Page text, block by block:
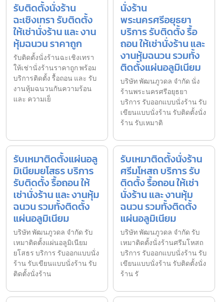
รับติดตั้งนั่งร้าน
ฉะเชิงเทรา รับติดตั้ง
ให้เช่านั่งร้าน และ งาน
หุ้มฉนวน ราคาถูก
รับติดตั้งนั่งร้านฉะเชิงเทรา
ให้เช่านั่งร้านราคาถูก พร้อม
บริการติดตั้ง รื้อถอน และ รับ
งานหุ้มฉนวนกันความร้อน
และ ความเย็
นั่งร้าน
พระนครศรีอยุธยา
บริการ รับติดตั้ง รื้อ
ถอน ให้เช่านั่งร้าน และ
งานหุ้มฉนวน รวมทั้ง
ติดตั้งแผ่นอลูมิเนียม
บริษัท พัฒนภูวดล จำกัด นั่ง
ร้านพระนครศรีอยุธยา
บริการ รับออกแบบนั่งร้าน รับ
เขียนแบบนั่งร้าน รับติดตั้งนั่ง
ร้าน รับเหมาติ
รับเหมาติดตั้งแผ่นอลู
มิเนียมยโสธร บริการ
รับติดตั้ง รื้อถอน ให้
เช่านั่งร้าน และ งานหุ้ม
ฉนวน รวมทั้งติดตั้ง
แผ่นอลูมิเนียม
บริษัท พัฒนภูวดล จำกัด รับ
เหมาติดตั้งแผ่นอลูมิเนียม
ยโสธร บริการ รับออกแบบนั่ง
ร้าน รับเขียนแบบนั่งร้าน รับ
ติดตั้งนั่งร้าน
รับเหมาติดตั้งนั่งร้าน
ศรีมโหสถ บริการ รับ
ติดตั้ง รื้อถอน ให้เช่า
นั่งร้าน และ งานหุ้ม
ฉนวน รวมทั้งติดตั้ง
แผ่นอลูมิเนียม
บริษัท พัฒนภูวดล จำกัด รับ
เหมาติดตั้งนั่งร้านศรีมโหสถ
บริการ รับออกแบบนั่งร้าน รับ
เขียนแบบนั่งร้าน รับติดตั้งนั่ง
ร้าน รั